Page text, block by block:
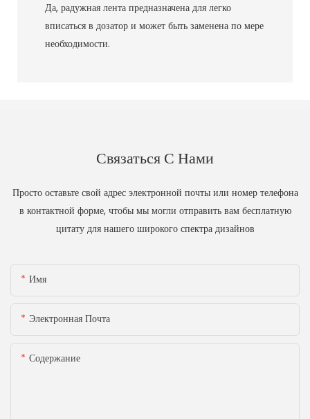
Да, радужная лента предназначена для легко
вписаться в дозатор и может быть заменена по мере
необходимости.
Связаться С Нами
Просто оставьте свой адрес электронной почты или номер телефона
в контактной форме, чтобы мы могли отправить вам бесплатную
цитату для нашего широкого спектра дизайнов
Имя
Электронная Почта
Содержание